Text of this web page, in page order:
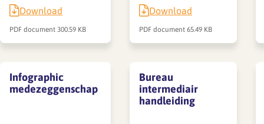
Download
PDF document 300.59 KB
Download
PDF document 65.49 KB
Infographic
medezeggenschap
Bureau
intermediair
handleiding